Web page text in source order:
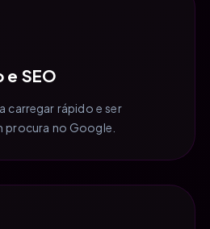
SEO
carregar rápido e ser
no Google.